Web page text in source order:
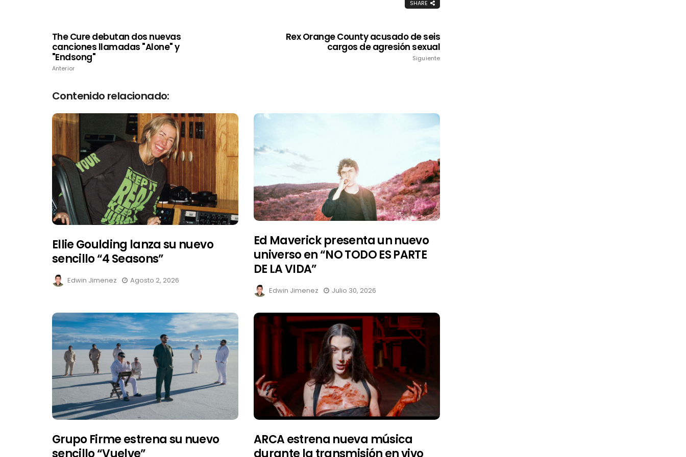
SHARE
The Cure debutan dos nuevas
canciones llamadas "Alone" y
"Endsong"
Anterior
Rex Orange County acusado de seis
cargos de agresión sexual
Siguiente
Contenido relacionado:
Ellie Goulding lanza su nuevo
sencillo “4 Seasons”
Edwin Jimenez Agosto 2, 2026
Ed Maverick presenta un nuevo
universo en “NO TODO ES PARTE
DE LA VIDA”
Edwin Jimenez Julio 30, 2026
Grupo Firme estrena su nuevo
ARCA estrena nueva música